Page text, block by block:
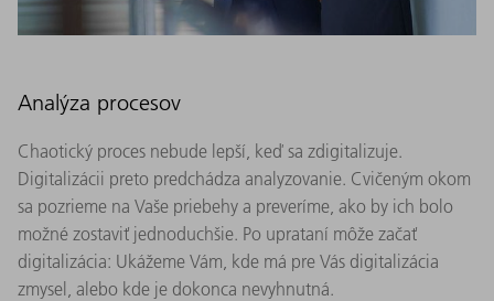
Analýza procesov
Chaotický proces nebude lepší, keď sa zdigitalizuje.
Digitalizácii preto predchádza analyzovanie. Cvičeným okom
sa pozrieme na Vaše priebehy a preveríme, ako by ich bolo
možné zostaviť jednoduchšie. Po uprataní môže začať
digitalizácia: Ukážeme Vám, kde má pre Vás digitalizácia
zmysel, alebo kde je dokonca nevyhnutná.